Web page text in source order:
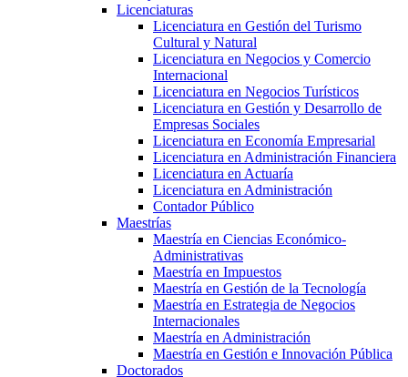
Licenciaturas
Licenciatura en Gestión del Turismo
Cultural y Natural
Licenciatura en Negocios y Comercio
Internacional
Licenciatura en Negocios Turísticos
Licenciatura en Gestión y Desarrollo de
Empresas Sociales
Licenciatura en Economía Empresarial
Licenciatura en Administración Financiera
Licenciatura en Actuaría
Licenciatura en Administración
Contador Público
Maestrías
Maestría en Ciencias Económico-
Administrativas
Maestría en Impuestos
Maestría en Gestión de la Tecnología
Maestría en Estrategia de Negocios
Internacionales
Maestría en Administración
Maestría en Gestión e Innovación Pública
Doctorados